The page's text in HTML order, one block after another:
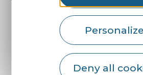
Personalize
Deny all
Our brochures
Find us on :